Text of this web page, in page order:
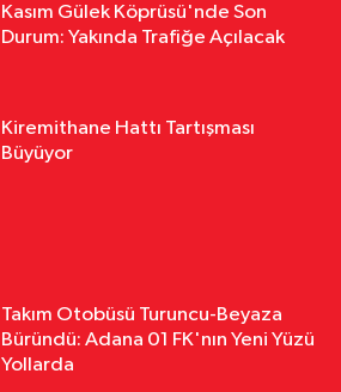
Kasım Gülek Köprüsü'nde Son
Durum: Yakında Trafiğe Açılacak
Kiremithane Hattı Tartışması
Büyüyor
Takım Otobüsü Turuncu-Beyaza
Büründü: Adana 01 FK'nın Yeni Yüzü
Yollarda